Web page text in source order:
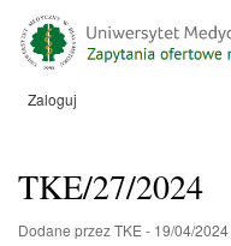
Menu
Zaloguj
TKE/27/2024
Dodane przezTKE - 19/04/